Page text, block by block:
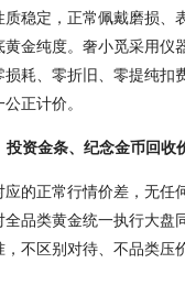
质稳定，正常佩戴磨损、
金纯度。奢小觅采用仪
损耗、零折旧、零提纯扣
正计价。
资金条、纪念金币回收
的正常行情价差，无任
品类黄金统一执行大盘
不区别对待、不品类压